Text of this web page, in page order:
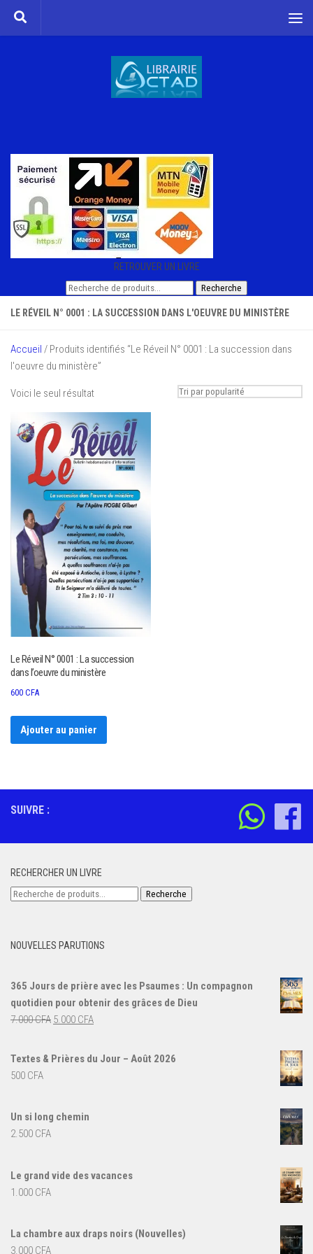
Skip to content
RETROUVER UN LIVRE
Recherche
Recherche
LE RÉVEIL N° 0001 : LA SUCCESSION DANS L'OEUVRE DU MINISTÈRE
Accueil / Produits identifiés “Le Réveil N° 0001 : La succession dans
l'oeuvre du ministère”
Voici le seul résultat
Le Réveil N° 0001 : La succession
dans l’oeuvre du ministère
600 CFA
Ajouter au panier
SUIVRE :
RECHERCHER UN LIVRE
Recherche
Recherche
NOUVELLES PARUTIONS
365 Jours de prière avec les Psaumes : Un compagnon
quotidien pour obtenir des grâces de Dieu
7.000CFA Le
initial
5.000 CFALe
actuel
Textes & Prières du Jour – Août 2026
500 CFA
Un si long chemin
2.500 CFA
Le grand vide des vacances
1.000 CFA
La chambre aux draps noirs (Nouvelles)
3.000 CFA